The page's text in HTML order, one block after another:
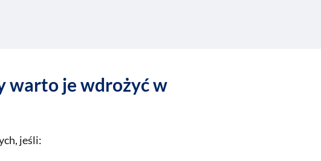
warto je wdrożyć w
jeśli: